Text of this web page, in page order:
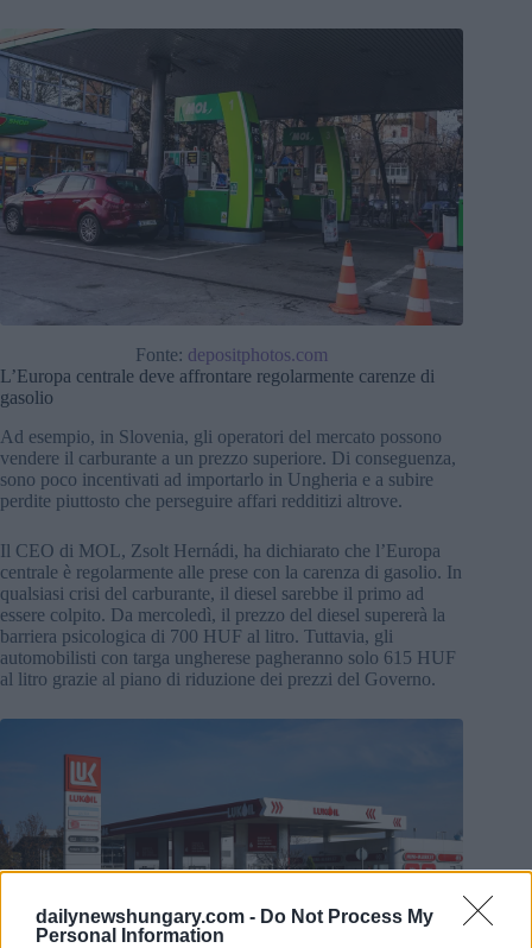
dailynewshungary.com - Do Not Process My
Personal Information
Fonte: depositphotos.com
L’Europa centrale deve affrontare regolarmente carenze di
gasolio
Ad esempio, in Slovenia, gli operatori del mercato possono
vendere il carburante a un prezzo superiore. Di conseguenza,
sono poco incentivati ad importarlo in Ungheria e a subire
perdite piuttosto che perseguire affari redditizi altrove.
Il CEO di MOL, Zsolt Hernádi, ha dichiarato che l’Europa
centrale è regolarmente alle prese con la carenza di gasolio. In
qualsiasi crisi del carburante, il diesel sarebbe il primo ad
essere colpito. Da mercoledì, il prezzo del diesel supererà la
barriera psicologica di 700 HUF al litro. Tuttavia, gli
automobilisti con targa ungherese pagheranno solo 615 HUF
al litro grazie al piano di riduzione dei prezzi del Governo.